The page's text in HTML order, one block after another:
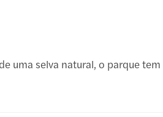
uma selva natural, o parque